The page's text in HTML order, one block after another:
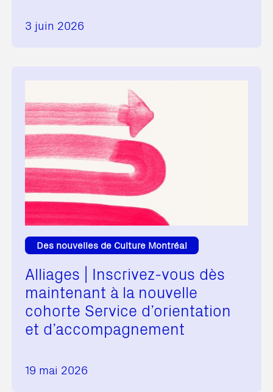
3 juin 2026
Des nouvelles de Culture Montréal
Alliages | Inscrivez-vous dès
maintenant à la nouvelle
cohorte Service d’orientation
et d’accompagnement
19 mai 2026